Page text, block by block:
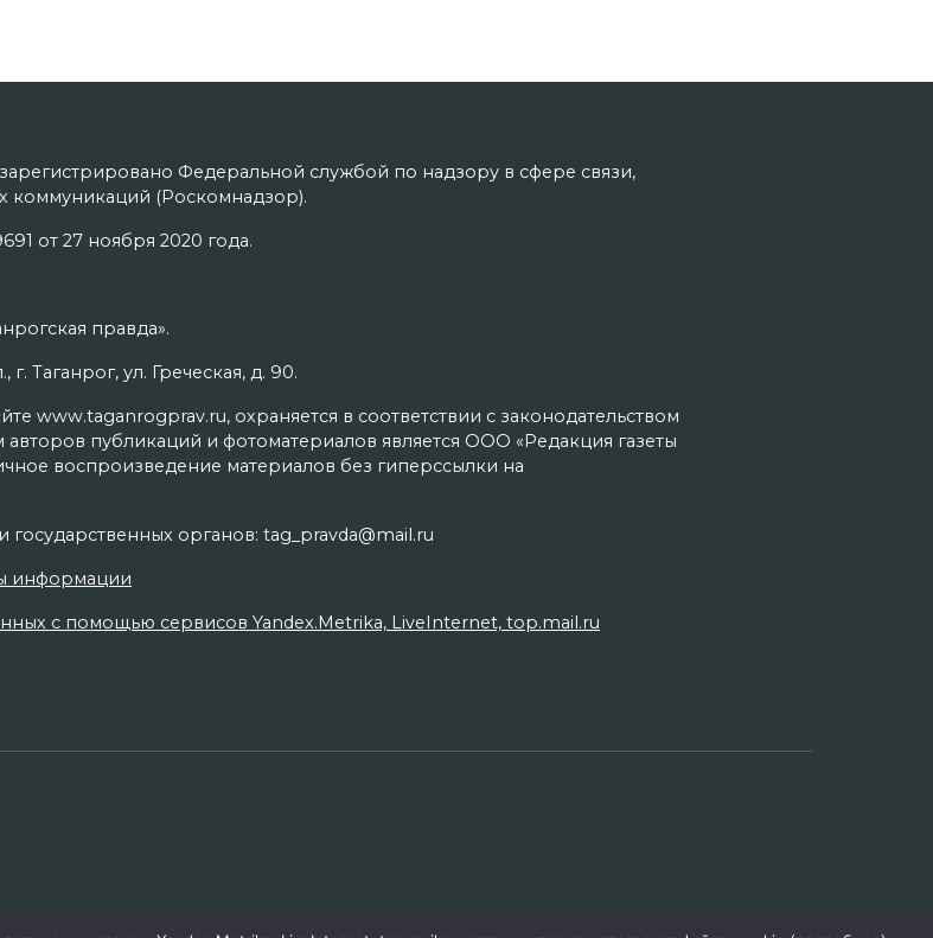
Федеральной службой по надзору в сфере связи,
коммуникаций (Роскомнадзор).
от 27 ноября 2020 года.
правда».
Таганрог, ул. Греческая, д. 90.
www.taganrogprav.ru, охраняется в соответствии с законодательством
публикаций и фотоматериалов является ООО «Редакция газеты
воспроизведение материалов без гиперссылки на
органов: tag_pravda@mail.ru
информации
с помощью сервисов Yandex.Metrika, LiveInternet, top.mail.ru